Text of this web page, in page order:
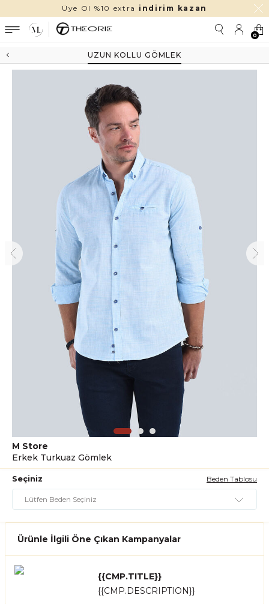
Üye Ol %10 extra indirim kazan
0
UZUN KOLLU GÖMLEK
M Store
Erkek Turkuaz Gömlek
Seçiniz Beden Tablosu
Ürünle İlgili Öne Çıkan Kampanyalar
{{CMP.TITLE}}
{{CMP.DESCRIPTION}}